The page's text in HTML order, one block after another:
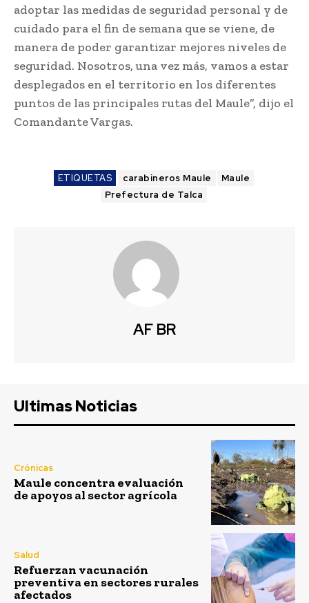
adoptar las medidas de seguridad personal y de
cuidado para el fin de semana que se viene, de
manera de poder garantizar mejores niveles de
seguridad. Nosotros, una vez más, vamos a estar
desplegados en el territorio en los diferentes
puntos de las principales rutas del Maule”, dijo el
Comandante Vargas.
ETIQUETAS carabineros Maule
Maule
Prefectura de Talca
AF BR
Ultimas Noticias
Crónicas
Maule concentra evaluación
de apoyos al sector agrícola
Salud
Refuerzan vacunación
preventiva en sectores rurales
afectados